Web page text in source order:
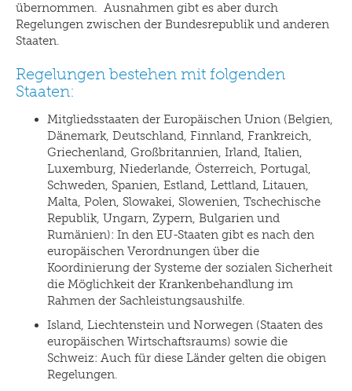
übernommen. Ausnahmen gibt es aber durch
Regelungen zwischen der Bundesrepublik und anderen
Staaten.
Regelungen bestehen mit folgenden
Staaten:
Mitgliedsstaaten der Europäischen Union (Belgien,
Dänemark, Deutschland, Finnland, Frankreich,
Griechenland, Großbritannien, Irland, Italien,
Luxemburg, Niederlande, Österreich, Portugal,
Schweden, Spanien, Estland, Lettland, Litauen,
Malta, Polen, Slowakei, Slowenien, Tschechische
Republik, Ungarn, Zypern, Bulgarien und
Rumänien): In den EU-Staaten gibt es nach den
europäischen Verordnungen über die
Koordinierung der Systeme der sozialen Sicherheit
die Möglichkeit der Krankenbehandlung im
Rahmen der Sachleistungsaushilfe.
Island, Liechtenstein und Norwegen (Staaten des
europäischen Wirtschaftsraums) sowie die
Schweiz: Auch für diese Länder gelten die obigen
Regelungen.